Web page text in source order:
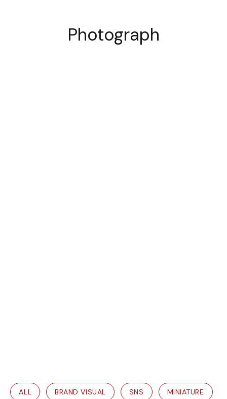
ALL BRAND VISUAL SNS MINIATURE